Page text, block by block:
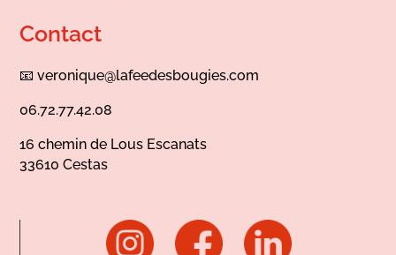
Contact
📧veronique@lafeedesbougies.com
06.72.77.42.08
16 chemin de Lous Escanats
33610 Cestas